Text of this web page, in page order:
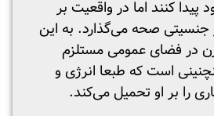
پیدا کنند اما در واقعیت بر
جنسیتی صحه می‌گذارد. به این
در فضای عمومی مستلزم
است که طبعا انرژی و
را بر او تحمیل می‌کند.